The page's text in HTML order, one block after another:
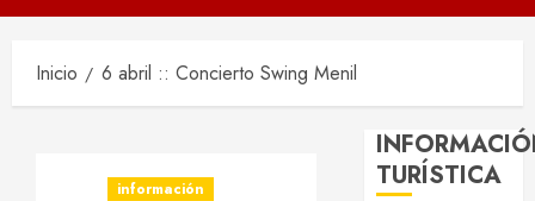
principal
Inicio 6 abril :: Concierto Swing Menil
información
TURÍSTICA